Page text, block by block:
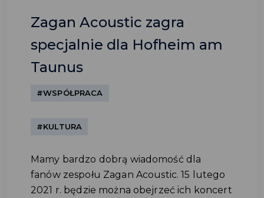
Zagan Acoustic zagra
specjalnie dla Hofheim am
Taunus
#WSPÓŁPRACA
#KULTURA
Mamy bardzo dobrą wiadomość dla
fanów zespołu Zagan Acoustic. 15 lutego
2021 r. będzie można obejrzeć ich koncert